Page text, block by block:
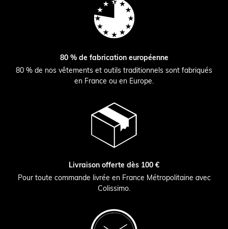
80 % de fabrication européenne
80 % de nos vêtements et outils traditionnels sont fabriqués
en France ou en Europe.
Livraison offerte dès 100 €
Pour toute commande livrée en France Métropolitaine avec
Colissimo.